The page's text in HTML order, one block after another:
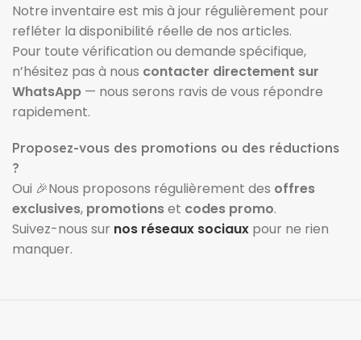
Notre inventaire est mis à jour régulièrement pour
refléter la disponibilité réelle de nos articles.
Pour toute vérification ou demande spécifique,
n’hésitez pas à nous contacter directement sur
WhatsApp — nous serons ravis de vous répondre
rapidement.
Proposez-vous des promotions ou des réductions
?
Oui 🎉Nous proposons régulièrement des offres
exclusives, promotionset codes promo.
Suivez-nous sur nos réseaux sociaux pour ne rien
manquer.